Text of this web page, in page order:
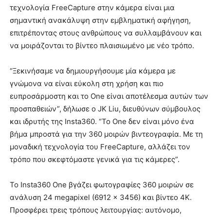
τεχνολογία FreeCapture στην κάμερα είναι μια
σημαντική ανακάλυψη στην εμβληματική αφήγηση,
επιτρέποντας στους ανθρώπους να συλλαμβάνουν και
να μοιράζονται το βίντεο πλαισιωμένο με νέο τρόπο.
“Ξεκινήσαμε να δημιουργήσουμε μία κάμερα με
γνώμονα να είναι εύκολη στη χρήση και πιο
ευπροσάρμοστη και το One είναι αποτέλεσμα αυτών των
προσπαθειών”, δήλωσε ο JK Liu, διευθύνων σύμβουλος
και ιδρυτής της Insta360. “Το One δεν είναι μόνο ένα
βήμα μπροστά για την 360 μοιρών βιντεογραφία. Με τη
μοναδική τεχνολογία του FreeCapture, αλλάζει τον
τρόπο που σκεφτόμαστε γενικά για τις κάμερες”.
Το Insta360 One βγάζει φωτογραφίες 360 μοιρών σε
ανάλυση 24 megapixel (6912 x 3456) και βίντεο 4K.
Προσφέρει τρεις τρόπους λειτουργίας: αυτόνομο,